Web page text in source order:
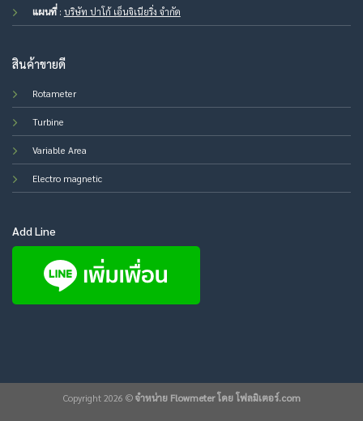
แผนที่: บริษัท ปาโก้ เอ็นจิเนียริ่ง จำกัด
สินค้าขายดี
Rotameter
Turbine
Variable Area
Electro magnetic
Add Line
Copyright 2026 © จำหน่าย Flowmeter โดย โฟลมิเตอร์.com